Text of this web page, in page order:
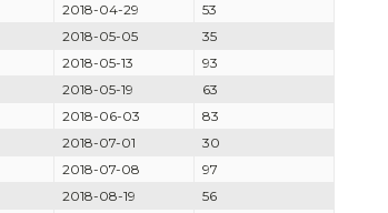
2018-04-29
53
2018-05-05
35
2018-05-13
93
2018-05-19
63
2018-06-03
83
2018-07-01
30
2018-07-08
97
2018-08-19
56